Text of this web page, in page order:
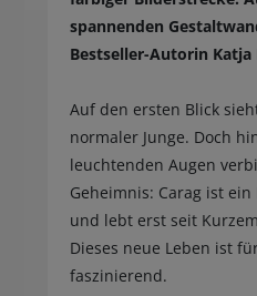
spannenden
Bestseller-Autorin Katja
Auf den ersten Blick
normaler Junge. Doch
leuchtenden Augen
Geheimnis: Carag ist
und lebt erst seit
Dieses neue Leben ist
faszinierend.